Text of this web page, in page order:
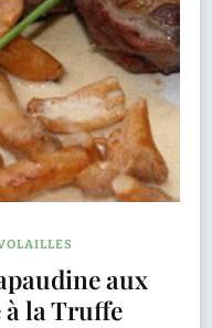
aux
la Truffe